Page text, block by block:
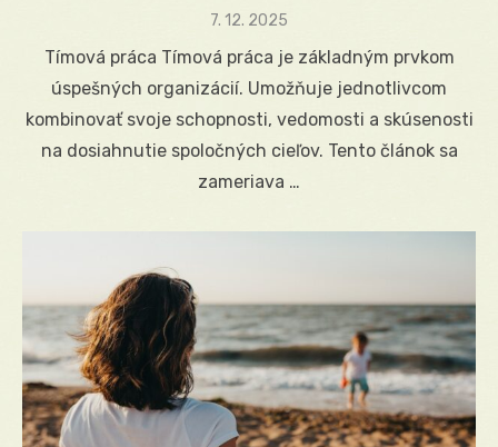
Posted
7. 12. 2025
Tímová práca Tímová práca je základným prvkom
úspešných organizácií. Umožňuje jednotlivcom
kombinovať svoje schopnosti, vedomosti a skúsenosti
na dosiahnutie spoločných cieľov. Tento článok sa
zameriava …